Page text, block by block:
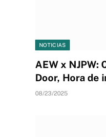
NOTICIAS
AEW x NJPW:
Door, Hora de
08/23/2025